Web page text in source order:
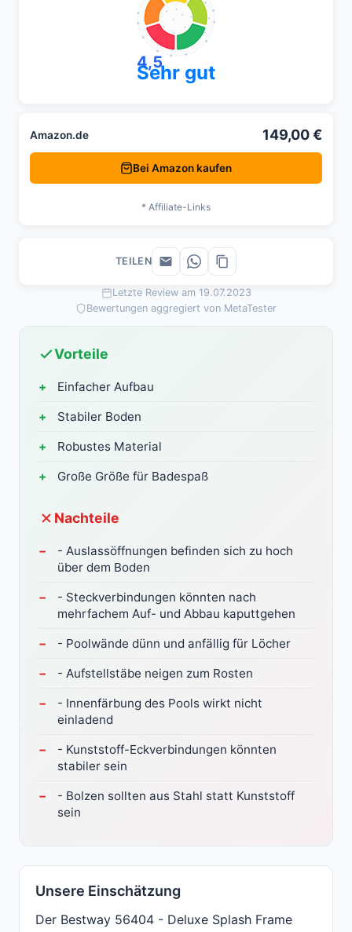
Letzte Review am 19.07.2023
Bewertungen aggregiert von MetaTester
Vorteile
Einfacher Aufbau
Stabiler Boden
Robustes Material
Große Größe für Badespaß
Nachteile
- Auslassöffnungen befinden sich zu hoch
über dem Boden
- Steckverbindungen könnten nach
mehrfachem Auf- und Abbau kaputtgehen
- Poolwände dünn und anfällig für Löcher
- Aufstellstäbe neigen zum Rosten
- Innenfärbung des Pools wirkt nicht
einladend
- Kunststoff-Eckverbindungen könnten
stabiler sein
- Bolzen sollten aus Stahl statt Kunststoff
sein
Unsere Einschätzung
Der Bestway 56404 - Deluxe Splash Frame
4,5
Sehr gut
Amazon.de 149,00 €
Bei Amazon kaufen
* Affiliate-Links
TEILEN